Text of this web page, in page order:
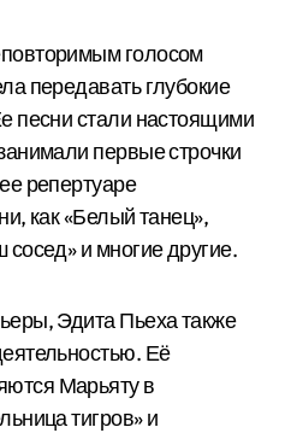
голосом
передавать глубокие
песни стали настоящими
первые строчки
репертуаре
как «Белый танец»,
и многие другие.
Эдита Пьеха также
Её
Марьяту в
тигров» и